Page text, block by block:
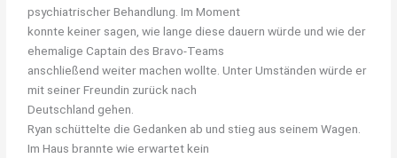
psychiatrischer Behandlung. Im Moment
konnte keiner sagen, wie lange diese dauern würde und wie der
ehemalige Captain des Bravo-Teams
anschließend weiter machen wollte. Unter Umständen würde er
mit seiner Freundin zurück nach
Deutschland gehen.
Ryan schüttelte die Gedanken ab und stieg aus seinem Wagen.
Im Haus brannte wie erwartet kein